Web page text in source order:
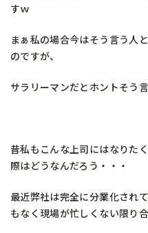
すｗ
まぁ私の場合今はそう言う人
のですが、
サラリーマンだとホントそう
昔私もこんな上司にはなりた
際はどうなんだろう・・・
最近弊社は完全に分業化され
もなく現場が忙しくない限り